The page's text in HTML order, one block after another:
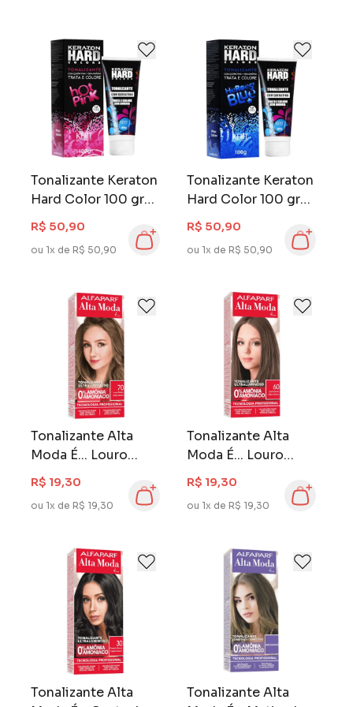
Tonalizante Keraton
Hard Color 100 gr
Hot Pink
R$ 50,90
ou 1x de R$ 50,90
Tonalizante Keraton
Hard Color 100 gr
Heroe's Blue
R$ 50,90
ou 1x de R$ 50,90
Tonalizante Alta
Moda É... Louro
Médio 70
R$ 19,30
ou 1x de R$ 19,30
Tonalizante Alta
Moda É... Louro
Escuro 60
R$ 19,30
ou 1x de R$ 19,30
Tonalizante Alta
Tonalizante Alta